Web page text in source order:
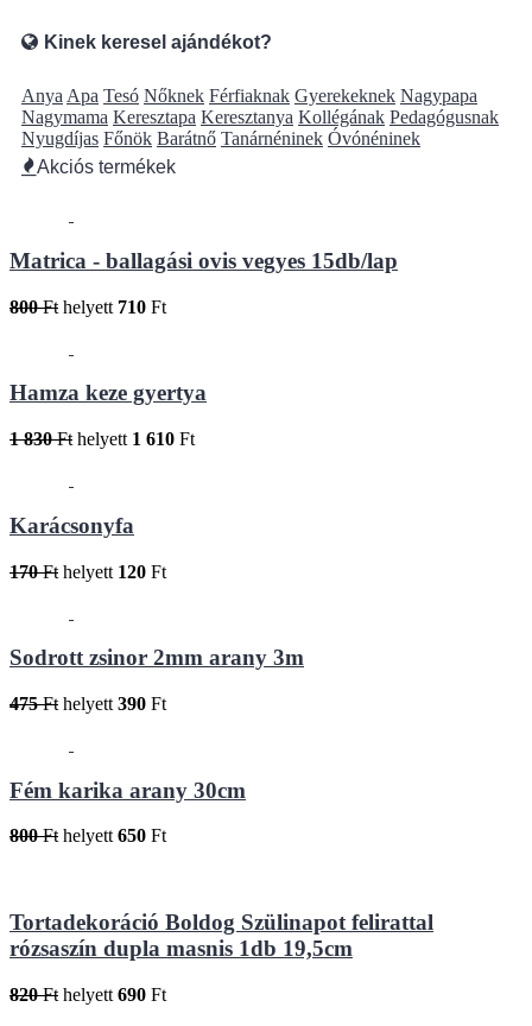
Kinek keresel ajándékot?
Anya Apa Tesó Nőknek Férfiaknak Gyerekeknek Nagypapa
Nagymama Keresztapa Keresztanya Kollégának Pedagógusnak
Nyugdíjas Főnök Barátnő Tanárnéninek Óvónéninek
Akciós termékek
Matrica - ballagási ovis vegyes 15db/lap
800 Ft helyett 710 Ft
Hamza keze gyertya
1 830 Ft helyett 1 610 Ft
Karácsonyfa
170 Ft helyett 120 Ft
Sodrott zsinor 2mm arany 3m
475 Ft helyett 390 Ft
Fém karika arany 30cm
800 Fthelyett650 Ft
Tortadekoráció Boldog Szülinapot felirattal
rózsaszín dupla masnis 1db 19,5cm
820 Ft helyett 690 Ft